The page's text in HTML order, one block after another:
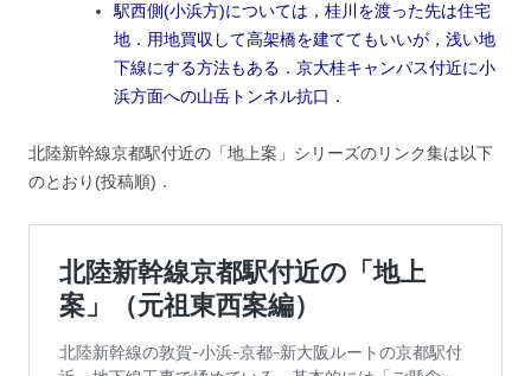
駅西側(小浜方)については，桂川を渡った先は住宅
地．用地買収して高架橋を建ててもいいが，浅い地
下線にする方法もある．京大桂キャンパス付近に小
浜方面への山岳トンネル抗口．
北陸新幹線京都駅付近の「地上案」シリーズのリンク集は以下
のとおり(投稿順)．